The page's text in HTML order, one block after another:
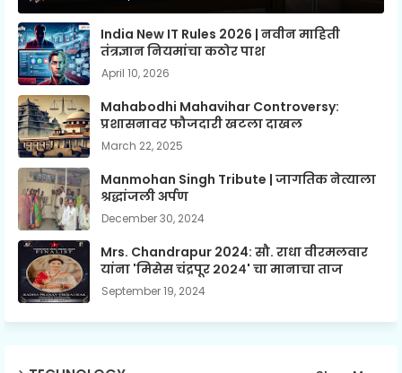
India New IT Rules 2026 | नवीन माहिती
तंत्रज्ञान नियमांचा कठोर पाश
April 10, 2026
Mahabodhi Mahavihar Controversy:
प्रशासनावर फौजदारी खटला दाखल
March 22, 2025
Manmohan Singh Tribute | जागतिक नेत्याला
श्रद्धांजली अर्पण
December 30, 2024
Mrs. Chandrapur 2024: सौ. राधा वीरमलवार
यांना 'मिसेस चंद्रपूर २०२४' चा मानाचा ताज
September 19, 2024